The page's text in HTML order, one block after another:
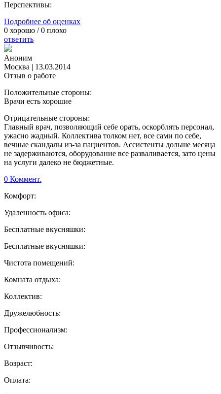
Перспективы:
Подробнее об оценках
0 хорошо /0 плохо
ответить
Аноним
Москва | 13.03.2014
Отзыв о работе
Положительные стороны:
Врачи есть хорошие
Отрицательные стороны:
Главный врач, позволяющий себе орать, оскорблять персонал,
ужасно жадный. Коллектива толком нет, все сами по себе,
вечные скандалы из-за пациентов. Ассистенты дольше месяца
не задерживаются, оборудование все разваливается, зато цены
на услуги далеко не бюджетные.
0 Коммент.
Комфорт:
Удаленность офиса:
Бесплатные вкусняшки:
Бесплатные вкусняшки:
Чистота помещений:
Комната отдыха:
Коллектив:
Дружелюбность:
Профессионализм:
Отзывчивость:
Возраст:
Оплата: